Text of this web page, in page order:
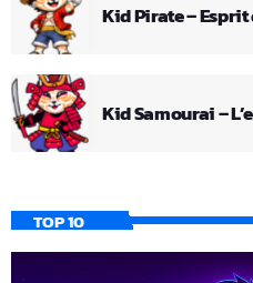
Kid Pirate – Esprit
Kid Samourai –
TOP 10